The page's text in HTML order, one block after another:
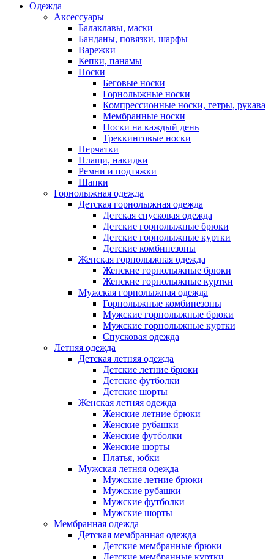
Одежда
Аксессуары
Балаклавы, маски
Банданы, повязки, шарфы
Варежки
Кепки, панамы
Носки
Беговые носки
Горнолыжные носки
Компрессионные носки, гетры, рукава
Мембранные носки
Носки на каждый день
Треккинговые носки
Перчатки
Плащи, накидки
Ремни и подтяжки
Шапки
Горнолыжная одежда
Детская горнолыжная одежда
Детская спусковая одежда
Детские горнолыжные брюки
Детские горнолыжные куртки
Детские комбинезоны
Женская горнолыжная одежда
Женские горнолыжные брюки
Женские горнолыжные куртки
Мужская горнолыжная одежда
Горнолыжные комбинезоны
Мужские горнолыжные брюки
Мужские горнолыжные куртки
Спусковая одежда
Летняя одежда
Детская летняя одежда
Детские летние брюки
Детские футболки
Детские шорты
Женская летняя одежда
Женские летние брюки
Женские рубашки
Женские футболки
Женские шорты
Платья, юбки
Мужская летняя одежда
Мужские летние брюки
Мужские рубашки
Мужские футболки
Мужские шорты
Мембранная одежда
Детская мембранная одежда
Детские мембранные брюки
Детские мембранные куртки